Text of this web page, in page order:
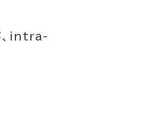
、intra-